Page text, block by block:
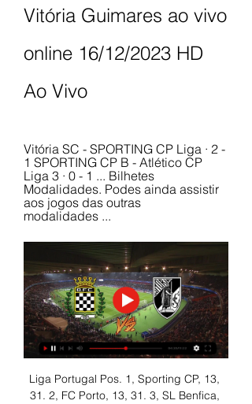
Vitória Guimares ao vivo
online 16/12/2023 HD
Ao Vivo
Vitória SC - SPORTING CP Liga · 2 -
1 SPORTING CP B - Atlético CP
Liga 3 · 0 - 1 ... Bilhetes
Modalidades. Podes ainda assistir
aos jogos das outras
modalidades ...
Liga Portugal Pos. 1, Sporting CP, 13,
31. 2, FC Porto, 13, 31. 3, SL Benfica,